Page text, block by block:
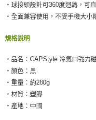
ATM／網路銀行／等多元方式進
※ 請注意：結帳手續完成當下不
後付繳納相關費用。
※ 交易是否成功請以「AFTEE先
客戶支援中心」https://
１．透過由恩沛科技股份有限公
易，需依本服務之必要範圍內提
權轉讓予恩沛科技股份有限公司。
離島取貨加價40元
離島取貨加價40
每筆NT$55，滿NT$800(含以
宅配(快速到貨)
每筆NT$100，滿NT$1,200(
宅配(外島)
‧球接頭設計可360度迴轉，可
‧全面兼容使用，不受手機大小
規格說明
‧品名：CAPStyle 冷氣口強力
‧顏色：黑
‧重量：約280g
‧材質：塑膠
‧產地：中國